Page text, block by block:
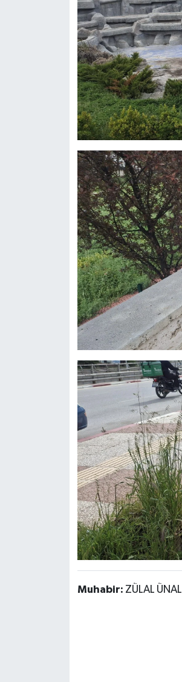
Muhabir: ZÜLAL ÜNAL